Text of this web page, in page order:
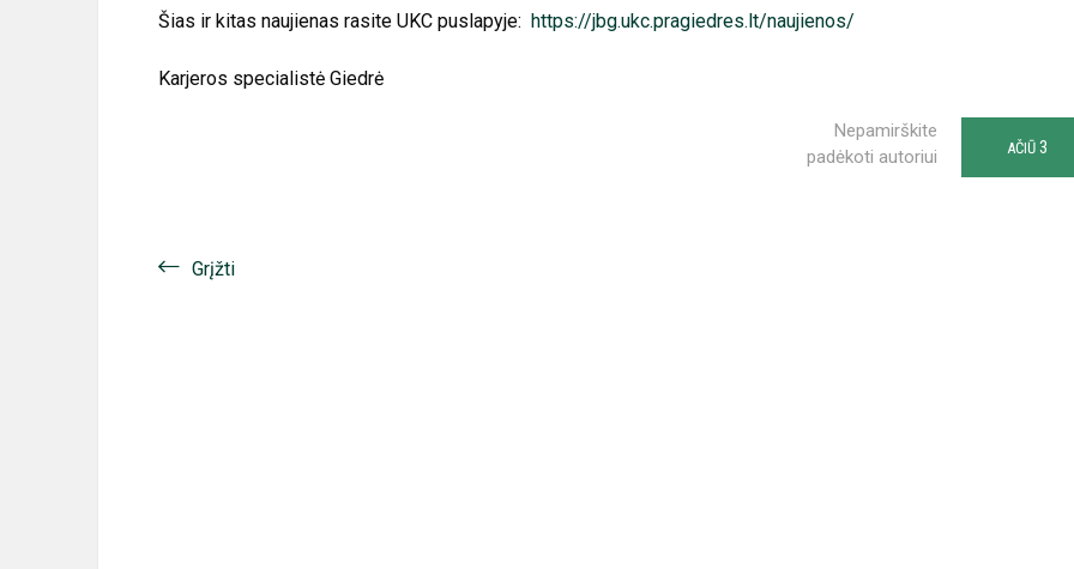
Šias ir kitas naujienas rasite UKC puslapyje: https://jbg.ukc.pragiedres.lt/naujienos/
Karjeros specialistė Giedrė
Nepamirškite
padėkoti autoriui
AČIŪ 3
Grįžti